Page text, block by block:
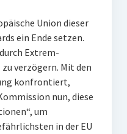
Union dieser
ein Ende setzen.
Extrem-
verzögern. Mit den
konfrontiert,
nun, diese
um
in der EU